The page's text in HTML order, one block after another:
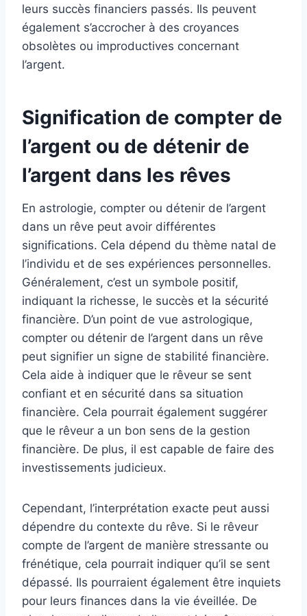
leurs succès financiers passés. Ils peuvent
également s’accrocher à des croyances
obsolètes ou improductives concernant
l’argent.
Signification de compter de
l’argent ou de détenir de
l’argent dans les rêves
En astrologie, compter ou détenir de l’argent
dans un rêve peut avoir différentes
significations. Cela dépend du thème natal de
l’individu et de ses expériences personnelles.
Généralement, c’est un symbole positif,
indiquant la richesse, le succès et la sécurité
financière. D’un point de vue astrologique,
compter ou détenir de l’argent dans un rêve
peut signifier un signe de stabilité financière.
Cela aide à indiquer que le rêveur se sent
confiant et en sécurité dans sa situation
financière. Cela pourrait également suggérer
que le rêveur a un bon sens de la gestion
financière. De plus, il est capable de faire des
investissements judicieux.
Cependant, l’interprétation exacte peut aussi
dépendre du contexte du rêve. Si le rêveur
compte de l’argent de manière stressante ou
frénétique, cela pourrait indiquer qu’il se sent
dépassé. Ils pourraient également être inquiets
pour leurs finances dans la vie éveillée. De